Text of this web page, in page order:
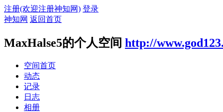
注册(欢迎注册神知网) 登录
神知网 返回首页
MaxHalse5的个人空间 http://
空间首页
动态
记录
日志
相册